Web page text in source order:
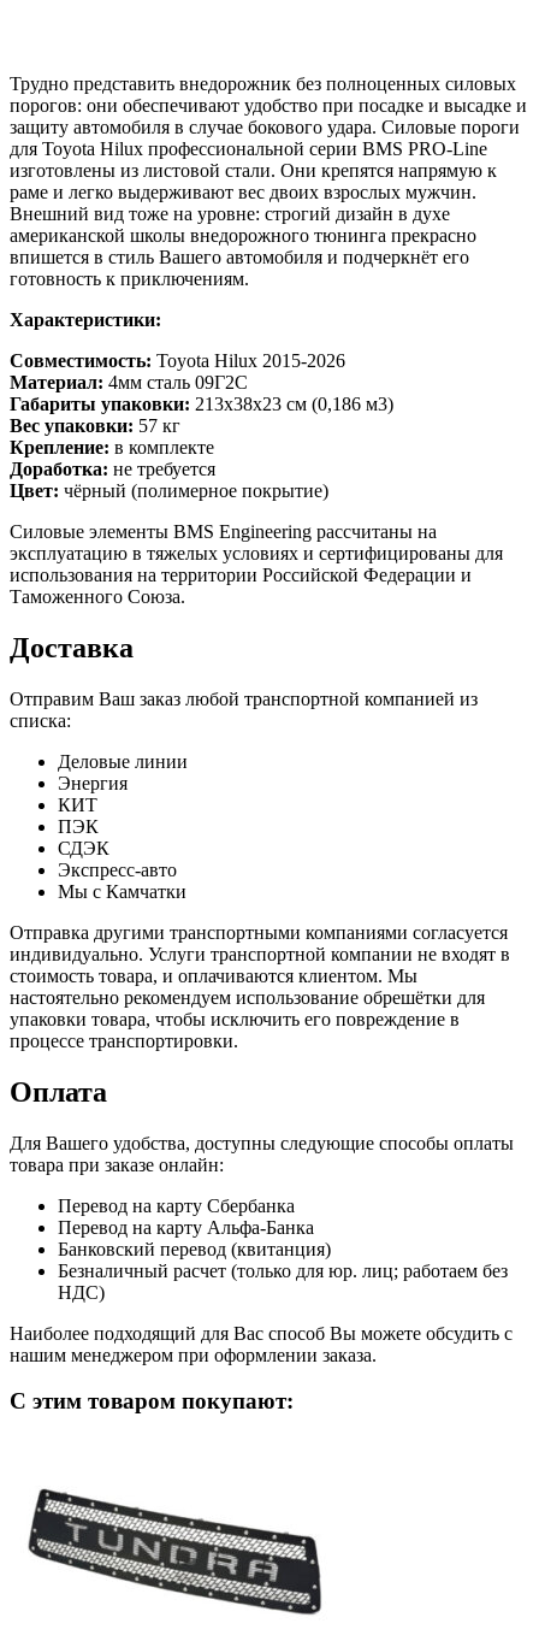
Трудно представить внедорожник без полноценных силовых
порогов: они обеспечивают удобство при посадке и высадке и
защиту автомобиля в случае бокового удара. Силовые пороги
для Toyota Hilux профессиональной серии BMS PRO-Line
изготовлены из листовой стали. Они крепятся напрямую к
раме и легко выдерживают вес двоих взрослых мужчин.
Внешний вид тоже на уровне: строгий дизайн в духе
американской школы внедорожного тюнинга прекрасно
впишется в стиль Вашего автомобиля и подчеркнёт его
готовность к приключениям.
Характеристики:
Совместимость: Toyota Hilux 2015-2026
Материал: 4мм сталь 09Г2С
Габариты упаковки: 213х38х23 см (0,186 м3)
Вес упаковки: 57 кг
Крепление: в комплекте
Доработка: не требуется
Цвет: чёрный (полимерное покрытие)
Силовые элементы BMS Engineering рассчитаны на
эксплуатацию в тяжелых условиях и сертифицированы для
использования на территории Российской Федерации и
Таможенного Союза.
Доставка
Отправим Ваш заказ любой транспортной компанией из
списка:
Деловые линии
Энергия
КИТ
ПЭК
СДЭК
Экспресс-авто
Мы с Камчатки
Отправка другими транспортными компаниями согласуется
индивидуально. Услуги транспортной компании не входят в
стоимость товара, и оплачиваются клиентом. Мы
настоятельно рекомендуем использование обрешётки для
упаковки товара, чтобы исключить его повреждение в
процессе транспортировки.
Оплата
Для Вашего удобства, доступны следующие способы оплаты
товара при заказе онлайн:
Перевод на карту Сбербанка
Перевод на карту Альфа-Банка
Банковский перевод (квитанция)
Безналичный расчет (только для юр. лиц; работаем без
НДС)
Наиболее подходящий для Вас способ Вы можете обсудить с
нашим менеджером при оформлении заказа.
С этим товаром покупают: